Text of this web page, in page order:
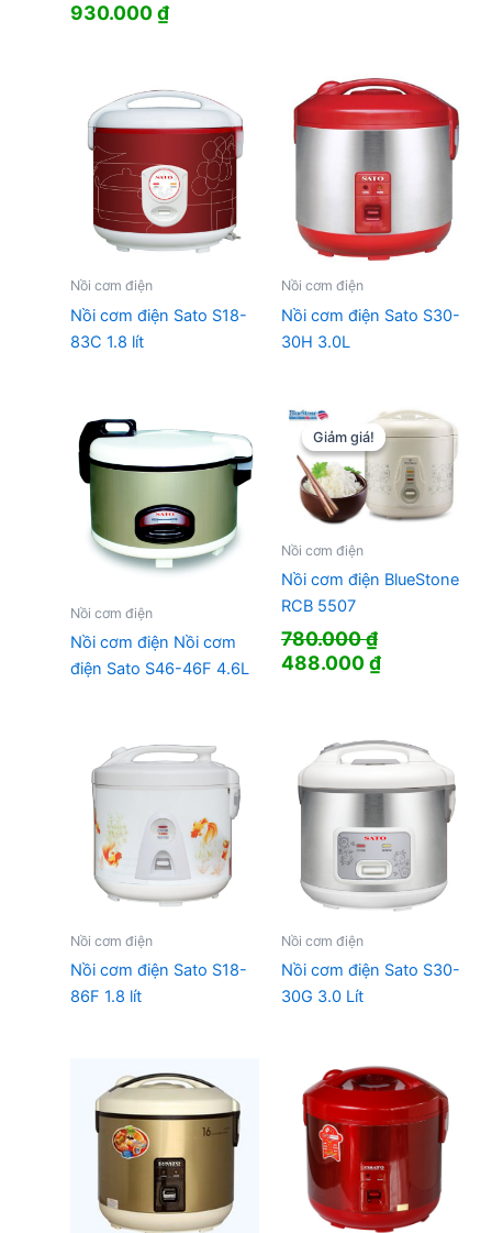
930.000₫
Nồi cơm điện
Nồi cơm điện Sato S18-
83C 1.8 lít
Nồi cơm điện
Nồi cơm điện Sato S30-
30H 3.0L
Nồi cơm điện
Nồi cơm điện Nồi cơm
điện Sato S46-46F 4.6L
Giảm giá!
Giảm giá!
Nồi cơm điện
Nồi cơm điện BlueStone
RCB 5507
780.000₫
Giá
488.000₫Giá
488.000 ₫.
Nồi cơm điện
Nồi cơm điện Sato S18-
86F 1.8 lít
Nồi cơm điện
Nồi cơm điện Sato S30-
30G 3.0 Lít